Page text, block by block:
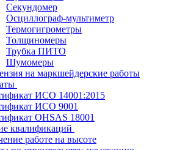
Секундомер
Осциллограф-мультиметр
Термогигрометры
Толщиномеры
Трубка ПИТО
Шумомеры
на маркшейдерские работы
ИСО 14001:2015
ИСО 9001
OHSAS 18001
квалификаций
работе на высоте